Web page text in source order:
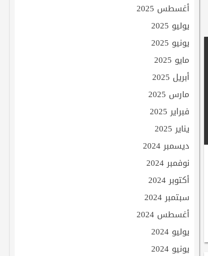
أغسطس 2025
يوليو 2025
يونيو 2025
مايو 2025
أبريل 2025
مارس 2025
فبراير 2025
يناير 2025
ديسمبر 2024
نوفمبر 2024
أكتوبر 2024
سبتمبر 2024
أغسطس 2024
يوليو 2024
يونيو 2024